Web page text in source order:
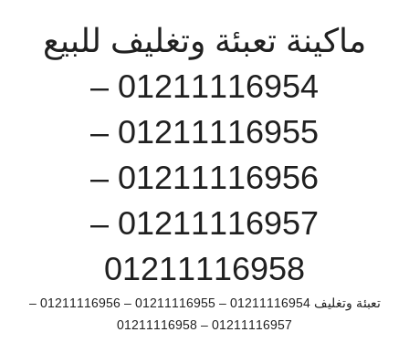
ماكينة تعبئة وتغليف للبيع
01211116954 –
01211116955 –
01211116956 –
01211116957 –
01211116958
تعبئة وتغليف 01211116954 – 01211116955 – 01211116956 –
01211116957 – 01211116958